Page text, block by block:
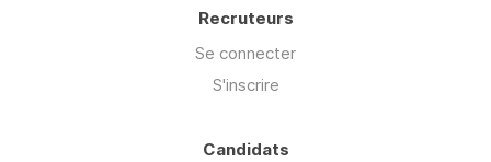
Recruteurs
Se connecter
S'inscrire
Candidats